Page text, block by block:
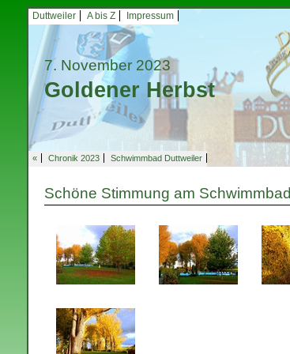
Duttweiler A bis Z Impressum
7. November 2023
Goldener Herbst
« Chronik 2023 Schwimmbad Duttweiler
Schöne Stimmung am Schwimmbad